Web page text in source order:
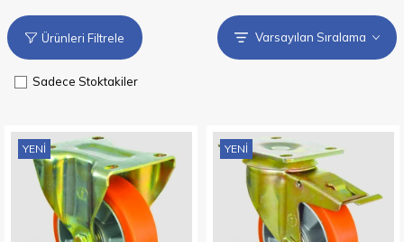
Ürünleri Filtrele
Sadece Stoktakiler
YENI YENI